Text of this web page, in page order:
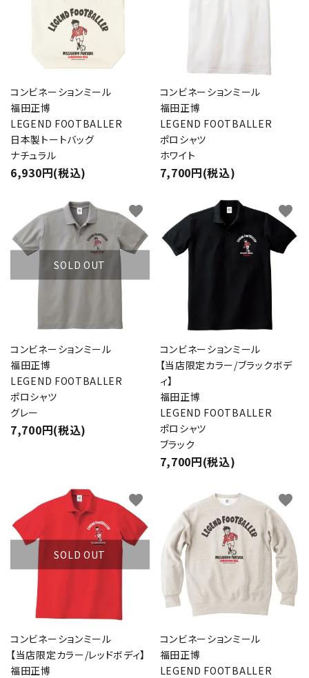
コンビネーションミール
福田正博
LEGEND FOOTBALLER
日本製トートバッグ
ナチュラル
6,930円(税込)
コンビネーションミール
福田正博
LEGEND FOOTBALLER
ポロシャツ
ホワイト
7,700円(税込)
SOLD OUT
コンビネーションミール
福田正博
LEGEND FOOTBALLER
ポロシャツ
グレー
7,700円(税込)
favorite
コンビネーションミール
【当店限定カラー/ブラックボデ
ィ】
福田正博
LEGEND FOOTBALLER
ポロシャツ
ブラック
7,700円(税込)
favorite
SOLD OUT
コンビネーションミール
【当店限定カラー/レッドボディ】
福田正博
favorite
コンビネーションミール
福田正博
LEGEND FOOTBALLER
favorite